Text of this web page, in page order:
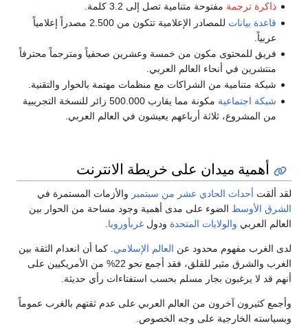
ذاكرة ترجمة مفتوحة متنامية تصل إلى 3.2 كلمة.
قاعدة بيانات
للمصادر الإعلامية تتكون من 2.500 مصدراً إعلامياً
عربياً.
فريق للمحتوى مكون من خمسة وعشرين صحفياً ومترجماً محترفاً
منتشرين في أنحاء العالم العربي.
شبكة متنامية من الشراكات مع منظمات مهتمة بالحوار والتقنية.
شبكة اجتماعية
مكونة مما يقارب 500.000 زائر للنسخة التجريبية
من المشروع، ثلاثة أرباعهم يعيشون في العالم العربي.
أهمية ميدان على خريطة الانترنت
لقد ألقت أحداث الحادي عشر من سبتمبر والأزمات المستمرة في
الشرق الأوسط الضوء على مدى أهمية وجود مساحة من الحوار بين
العالم العربي والولايات المتحدة ودول غربأوروبا
لدى الغرب مفهوم محدود عن العالم الإسلامي . كما أن انعدام الثقة بين
الغرب والشرق مثير للقلق، فقد أجمع نحو 22% من الأمريكيين على
أنهم قد لا يرغبون بجار مسلم بحسب استفتاءات رأي حديثة.
وأجمع كثيرون آخرون من العالم العربي على عدم ثقتهم بالغرب عموماً
وبسياسته الخارجية على وجه الخصوص.